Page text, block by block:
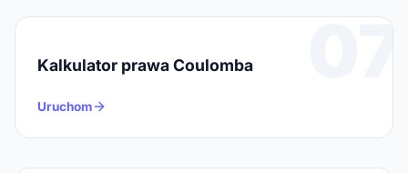
07
Kalkulator prawa Coulomba
Uruchom